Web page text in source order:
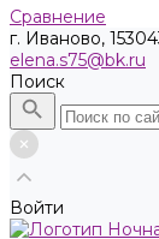
Сравнение
г. Иваново,
elena.s75@bk.ru
Поиск
Войти